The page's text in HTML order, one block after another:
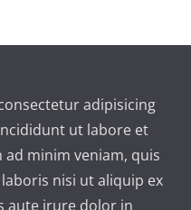
adipisicing
ut labore et
minim veniam, quis
nisi ut aliquip ex
aute irure dolor in